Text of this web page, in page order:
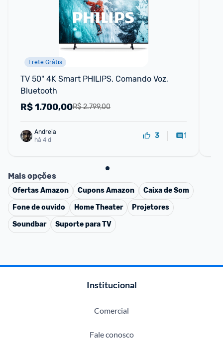
Frete Grátis
TV 50" 4K Smart PHILIPS, Comando Voz,
Bluetooth
R$ 2.799,00
R$1.700,00
Andreia
há 4 d
3 1
Mais opções
OfertasAmazon CuponsAmazon
Caixa de Som
Fone de ouvido
Home Theater
Projetores
Soundbar
Suporte para TV
Institucional
Comercial
Fale conosco